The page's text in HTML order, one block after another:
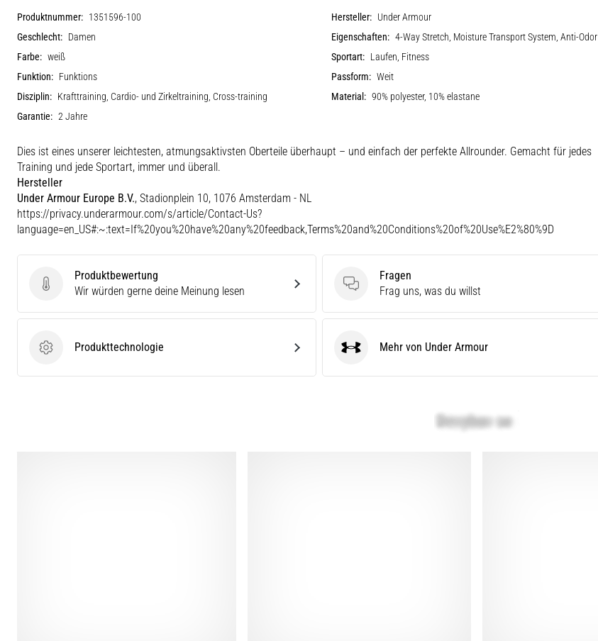
Produktnummer: 1351596-100 Hersteller: Under Armour
Geschlecht: Damen Eigenschaften: 4-Way Stretch, Moisture Transport System, Anti-Odor
Farbe: weiß Sportart: Laufen, Fitness
Funktion: Funktions Passform: Weit
Disziplin: Krafttraining, Cardio- und Zirkeltraining, Cross-training Material: 90% polyester, 10% elastane
Garantie: 2 Jahre
Dies ist eines unserer leichtesten, atmungsaktivsten Oberteile überhaupt – und einfach der perfekte Allrounder. Gemacht für jedes
Training und jede Sportart, immer und überall.
Hersteller
Under Armour Europe B.V., Stadionplein 10, 1076 Amsterdam - NL
https://privacy.underarmour.com/s/article/Contact-Us?
language=en_US#:~:text=If%20you%20have%20any%20feedback,Terms%20and%20Conditions%20of%20Use%E2%80%9D
Produktbewertung
Produktbewertung
Wir würden gerne deine Meinung lesen
Fragen
Fragen
Frag uns, was du willst
Produkttechnologie
Produkttechnologie Under ArmourMehr von Under Armour